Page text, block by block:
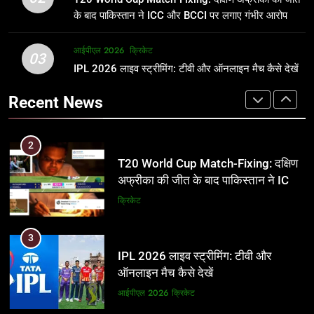
जानकारी
क्रिकेट
2
T20 World Cup Match-Fixing: दक्षिण
3
IPL 2026 लाइव स्ट्रीमिंग: टीवी और
ऑनलाइन मैच कैसे देखें
आईपीएल 2026
4
IPL 2026 टिकट्स: बुकिंग, कीमतें, और
स्टेडियम की पूरी जानकारी
आईपीएल 2026 क्रिकेट
के बाद पाकिस्तान ने ICC और BCCI पर लगाए गंभीर आरोप
03 आईपीएल 2026 क्रिकेट
IPL 2026 लाइव स्ट्रीमिंग: टीवी और ऑनलाइन मैच कैसे देखें
Recent News
समीकरण
T20 वर्ल्ड कप 2026
1
अर्जुन तेंदुलकर की पत्नी सानिया चंडोक:
उम्र, परिवार, करियर और शादी से जुड़ी हर
2
T20 World Cup Match-Fixing: दक्षिण
अफ्रीका की जीत के बाद पाकिस्तान ने ICC
और BCCI पर लगाए गंभीर आरोप
क्रिकेट
3
IPL 2026 लाइव स्ट्रीमिंग: टीवी और
ऑनलाइन मैच कैसे देखें
आईपीएल 2026 क्रिकेट